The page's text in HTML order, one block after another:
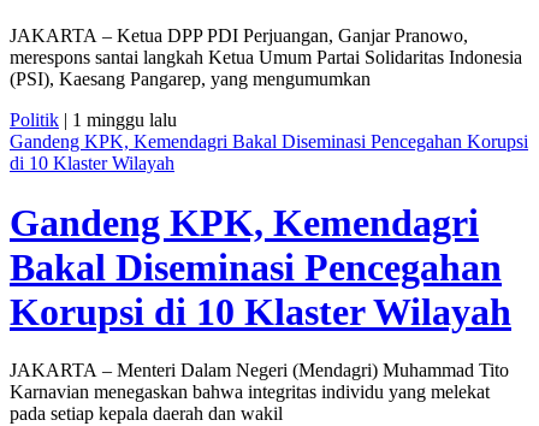
JAKARTA – Ketua DPP PDI Perjuangan, Ganjar Pranowo,
merespons santai langkah Ketua Umum Partai Solidaritas Indonesia
(PSI), Kaesang Pangarep, yang mengumumkan
Politik | 1 minggu lalu
Gandeng KPK, Kemendagri Bakal Diseminasi Pencegahan Korupsi
di 10 Klaster Wilayah
Gandeng KPK, Kemendagri
Bakal Diseminasi Pencegahan
Korupsi di 10 Klaster Wilayah
JAKARTA – Menteri Dalam Negeri (Mendagri) Muhammad Tito
Karnavian menegaskan bahwa integritas individu yang melekat
pada setiap kepala daerah dan wakil